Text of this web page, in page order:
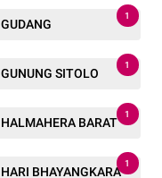
GUDANG
1
GUNUNG SITOLO
1
HALMAHERA BARAT
1
HARI BHAYANGKARA
1